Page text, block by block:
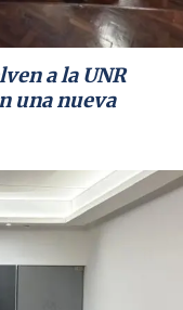
a la UNR
una nueva